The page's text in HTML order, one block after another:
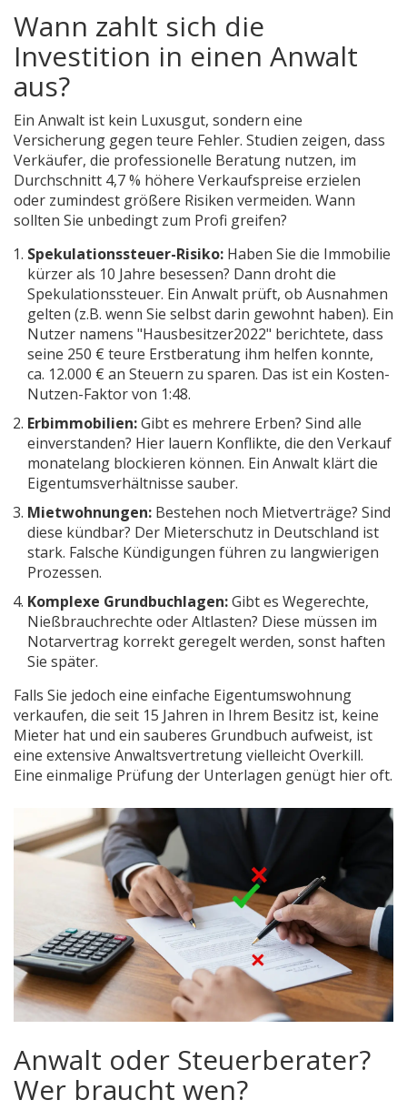
Wann zahlt sich die
Investition in einen Anwalt
aus?
Ein Anwalt ist kein Luxusgut, sondern eine
Versicherung gegen teure Fehler. Studien zeigen, dass
Verkäufer, die professionelle Beratung nutzen, im
Durchschnitt 4,7 % höhere Verkaufspreise erzielen
oder zumindest größere Risiken vermeiden. Wann
sollten Sie unbedingt zum Profi greifen?
Spekulationssteuer-Risiko: Haben Sie die Immobilie
kürzer als 10 Jahre besessen? Dann droht die
Spekulationssteuer. Ein Anwalt prüft, ob Ausnahmen
gelten (z.B. wenn Sie selbst darin gewohnt haben). Ein
Nutzer namens "Hausbesitzer2022" berichtete, dass
seine 250 € teure Erstberatung ihm helfen konnte,
ca. 12.000 € an Steuern zu sparen. Das ist ein Kosten-
Nutzen-Faktor von 1:48.
Erbimmobilien:Gibt es mehrere Erben? Sind alle
einverstanden? Hier lauern Konflikte, die den Verkauf
monatelang blockieren können. Ein Anwalt klärt die
Eigentumsverhältnisse sauber.
Mietwohnungen: Bestehen noch Mietverträge? Sind
diese kündbar? Der Mieterschutz in Deutschland ist
stark. Falsche Kündigungen führen zu langwierigen
Prozessen.
Komplexe Grundbuchlagen:Gibt es Wegerechte,
Nießbrauchrechte oder Altlasten? Diese müssen im
Notarvertrag korrekt geregelt werden, sonst haften
Sie später.
Falls Sie jedoch eine einfache Eigentumswohnung
verkaufen, die seit 15 Jahren in Ihrem Besitz ist, keine
Mieter hat und ein sauberes Grundbuch aufweist, ist
eine extensive Anwaltsvertretung vielleicht Overkill.
Eine einmalige Prüfung der Unterlagen genügt hier oft.
Anwalt oder Steuerberater?
Wer braucht wen?